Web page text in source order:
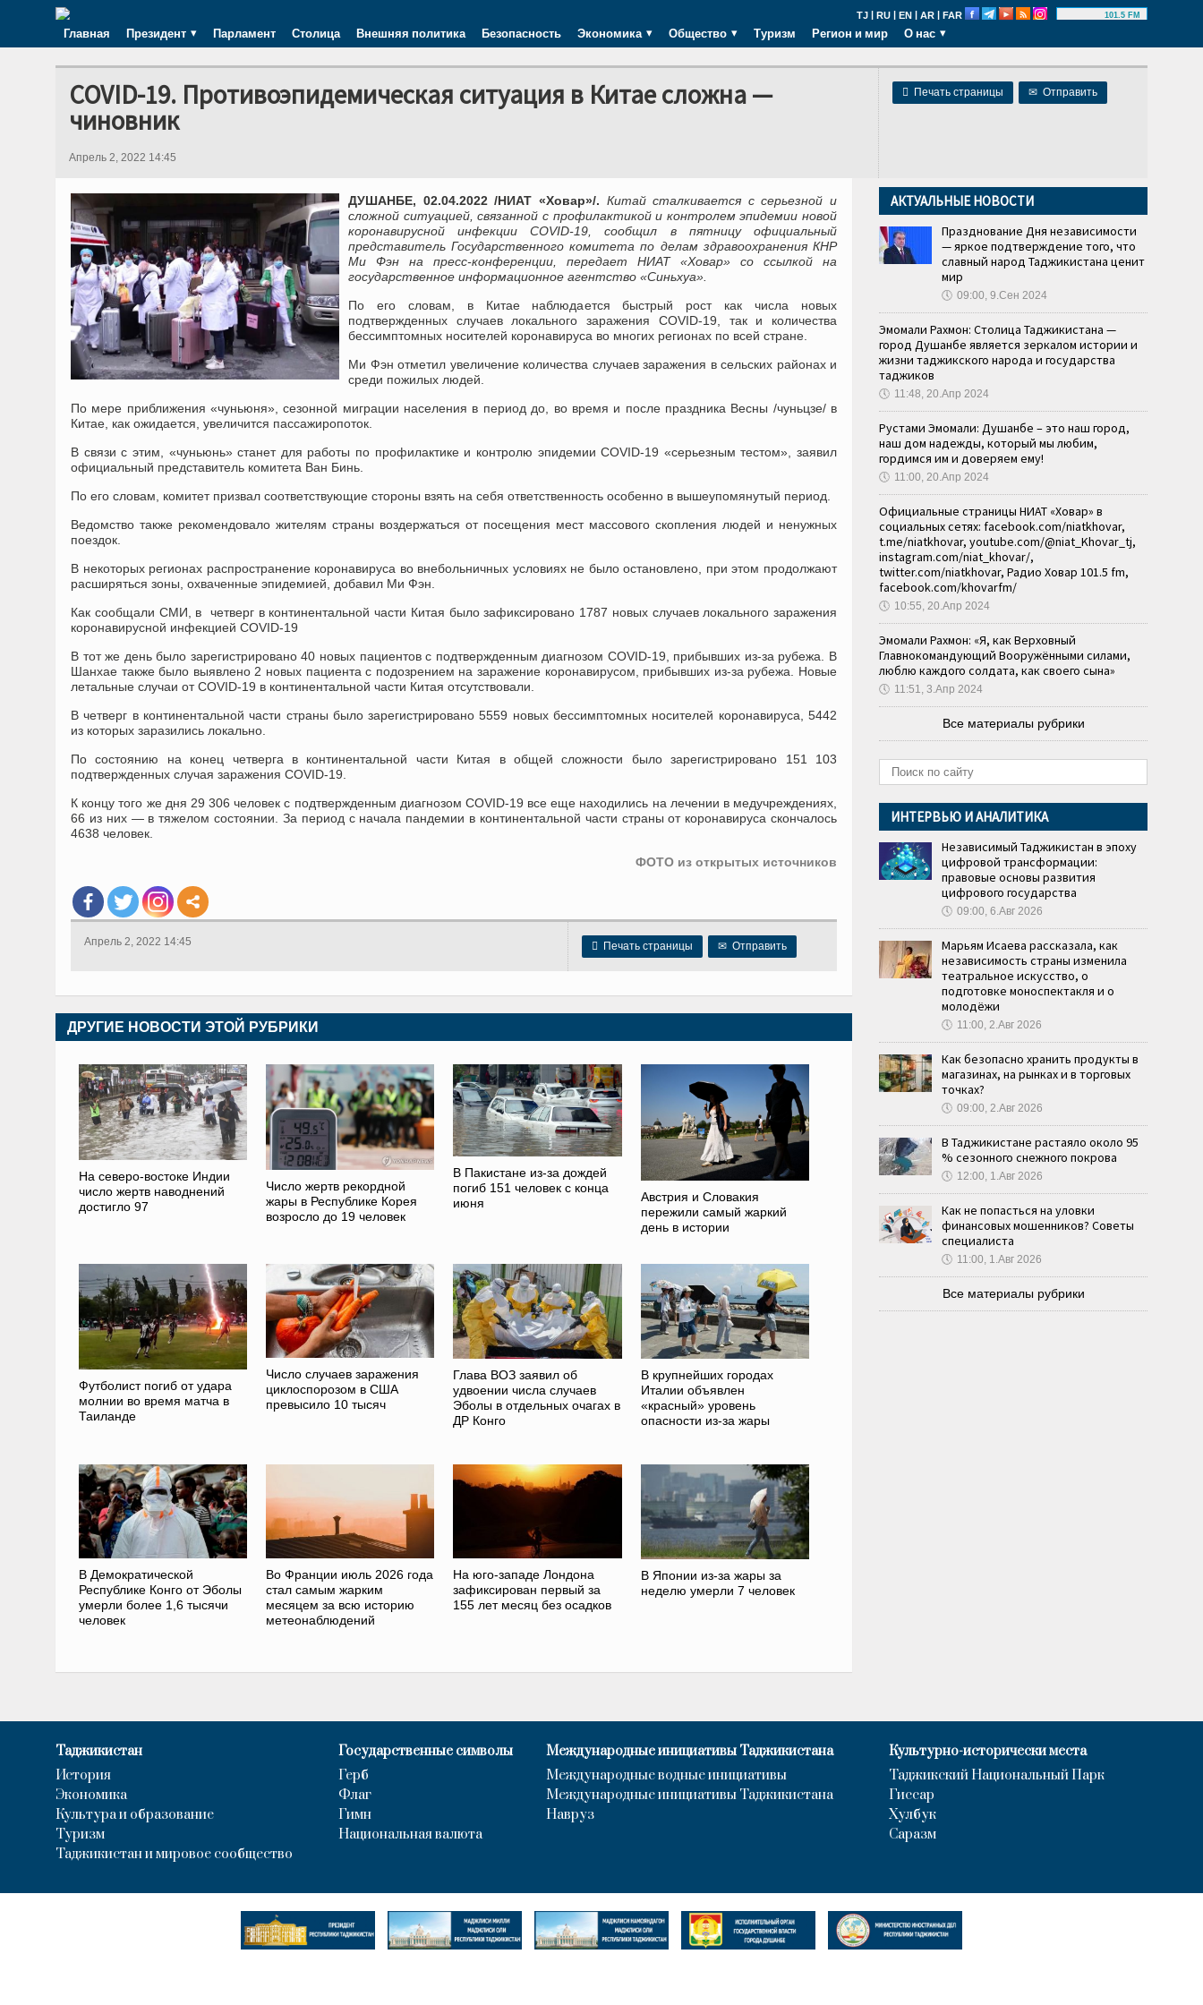
TJ | RU | EN | AR | FAR 101.5 FM
Главная Президент Парламент Столица Внешняя политика Безопасность Экономика Общество Туризм Регион и мир О нас
 Печать страницы ✉ Отправить
COVID-19. Противоэпидемическая ситуация в Китае сложна —
чиновник
Апрель 2, 2022 14:45
ДУШАНБЕ, 02.04.2022 /НИАТ «Ховар»/. Китай сталкивается с серьезной и
сложной ситуацией, связанной с профилактикой и контролем эпидемии новой
коронавирусной инфекции COVID-19, сообщил в пятницу официальный
представитель Государственного комитета по делам здравоохранения КНР
Ми Фэн на пресс-конференции, передает НИАТ «Ховар» со ссылкой на
государственное информационное агентство «Синьхуа».
По его словам, в Китае наблюдается быстрый рост как числа новых
подтвержденных случаев локального заражения COVID-19, так и количества
бессимптомных носителей коронавируса во многих регионах по всей стране.
Ми Фэн отметил увеличение количества случаев заражения в сельских районах и
среди пожилых людей.
По мере приближения «чуньюня», сезонной миграции населения в период до, во время и после праздника Весны /чуньцзе/ в
Китае, как ожидается, увеличится пассажиропоток.
В связи с этим, «чуньюнь» станет для работы по профилактике и контролю эпидемии COVID-19 «серьезным тестом», заявил
официальный представитель комитета Ван Бинь.
По его словам, комитет призвал соответствующие стороны взять на себя ответственность особенно в вышеупомянутый период.
Ведомство также рекомендовало жителям страны воздержаться от посещения мест массового скопления людей и ненужных
поездок.
В некоторых регионах распространение коронавируса во внебольничных условиях не было остановлено, при этом продолжают
расширяться зоны, охваченные эпидемией, добавил Ми Фэн.
Как сообщали СМИ, в четверг в континентальной части Китая было зафиксировано 1787 новых случаев локального заражения
коронавирусной инфекцией COVID-19
В тот же день было зарегистрировано 40 новых пациентов с подтвержденным диагнозом COVID-19, прибывших из-за рубежа. В
Шанхае также было выявлено 2 новых пациента с подозрением на заражение коронавирусом, прибывших из-за рубежа. Новые
летальные случаи от COVID-19 в континентальной части Китая отсутствовали.
В четверг в континентальной части страны было зарегистрировано 5559 новых бессимптомных носителей коронавируса, 5442
из которых заразились локально.
По состоянию на конец четверга в континентальной части Китая в общей сложности было зарегистрировано 151 103
подтвержденных случая заражения COVID-19.
К концу того же дня 29 306 человек с подтвержденным диагнозом COVID-19 все еще находились на лечении в медучреждениях,
66 из них — в тяжелом состоянии. За период с начала пандемии в континентальной части страны от коронавируса скончалось
4638 человек.
ФОТО из открытых источников
 Печать страницы ✉ Отправить
Апрель 2, 2022 14:45
ДРУГИЕ НОВОСТИ ЭТОЙ РУБРИКИ
На северо-востоке Индии
число жертв наводнений
достигло 97
Число жертв рекордной
жары в Республике Корея
возросло до 19 человек
В Пакистане из-за дождей
погиб 151 человек с конца
июня
Австрия и Словакия
пережили самый жаркий
день в истории
Футболист погиб от удара
молнии во время матча в
Таиланде
Число случаев заражения
циклоспорозом в США
превысило 10 тысяч
Глава ВОЗ заявил об
удвоении числа случаев
Эболы в отдельных очагах в
ДР Конго
В крупнейших городах
Италии объявлен
«красный» уровень
опасности из-за жары
В Демократической
Республике Конго от Эболы
умерли более 1,6 тысячи
человек
Во Франции июль 2026 года
стал самым жарким
месяцем за всю историю
метеонаблюдений
На юго-западе Лондона
зафиксирован первый за
155 лет месяц без осадков
В Японии из-за жары за
неделю умерли 7 человек
АКТУАЛЬНЫЕ НОВОСТИ
Празднование Дня независимости
— яркое подтверждение того, что
славный народ Таджикистана ценит
мир
🕔 09:00, 9.Сен 2024
Эмомали Рахмон: Столица Таджикистана —
город Душанбе является зеркалом истории и
жизни таджикского народа и государства
таджиков
🕔 11:48, 20.Апр 2024
Рустами Эмомали: Душанбе – это наш город,
наш дом надежды, который мы любим,
гордимся им и доверяем ему!
🕔 11:00, 20.Апр 2024
Официальные страницы НИАТ «Ховар» в
социальных сетях: facebook.com/niatkhovar,
t.me/niatkhovar, youtube.com/@niat_Khovar_tj,
instagram.com/niat_khovar/,
twitter.com/niatkhovar, Радио Ховар 101.5 fm,
facebook.com/khovarfm/
🕔 10:55, 20.Апр 2024
Эмомали Рахмон: «Я, как Верховный
Главнокомандующий Вооружёнными силами,
люблю каждого солдата, как своего сына»
🕔 11:51, 3.Апр 2024
Все материалы рубрики
ИНТЕРВЬЮ И АНАЛИТИКА
Независимый Таджикистан в эпоху
цифровой трансформации:
правовые основы развития
цифрового государства
🕔 09:00, 6.Авг 2026
Марьям Исаева рассказала, как
независимость страны изменила
театральное искусство, о
подготовке моноспектакля и о
молодёжи
🕔 11:00, 2.Авг 2026
Как безопасно хранить продукты в
магазинах, на рынках и в торговых
точках?
🕔 09:00, 2.Авг 2026
В Таджикистане растаяло около 95
% сезонного снежного покрова
🕔 12:00, 1.Авг 2026
Как не попасться на уловки
финансовых мошенников? Советы
специалиста
🕔 11:00, 1.Авг 2026
Все материалы рубрики
Таджикистан
История
Экономика
Культура и образование
Туризм
Таджикистан и мировое сообщество
Государственные символы
Герб
Флаг
Гимн
Национальная валюта
Международные инициативы Таджикистана
Международные водные инициативы
Международные инициативы Таджикистана
Навруз
Культурно-исторически места
Таджикский Национальный Парк
Гиссар
Хулбук
Саразм